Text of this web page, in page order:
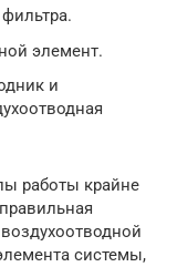
элемент.
и
работы крайне
системы,